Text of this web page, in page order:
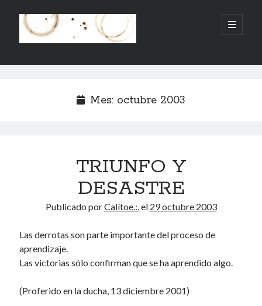
.:.Calito(h)eces.:.
abrir
menú
Barra
Mandi te lo pide
No compres, adopta
Tienen algo que decir:
Calítoe.:.enMI HÁMSTER
Calítoe.:.enMaría Gripe
Mes: octubre 2003
TRIUNFO Y
DESASTRE
Publicado porCalítoe.:.el 29 octubre 2003
Las derrotas son parte importante del proceso de
aprendizaje.
Las victorias sólo confirman que se ha aprendido algo.
(Proferido en la ducha, 13 diciembre 2001)